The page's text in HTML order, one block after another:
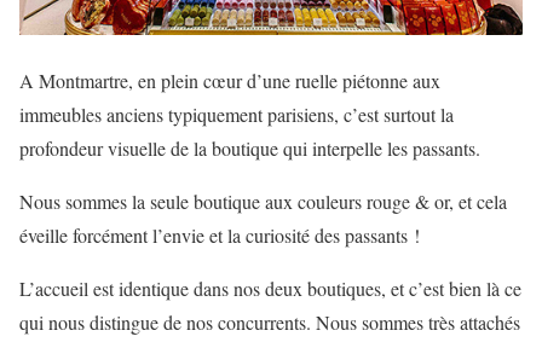
A Montmartre, en plein cœur d’une ruelle piétonne aux
immeubles anciens typiquement parisiens, c’est surtout la
profondeur visuelle de la boutique qui interpelle les passants.
Nous sommes la seule boutique aux couleurs rouge & or, et cela
éveille forcément l’envie et la curiosité des passants !
L’accueil est identique dans nos deux boutiques, et c’est bien là ce
qui nous distingue de nos concurrents. Nous sommes très attachés